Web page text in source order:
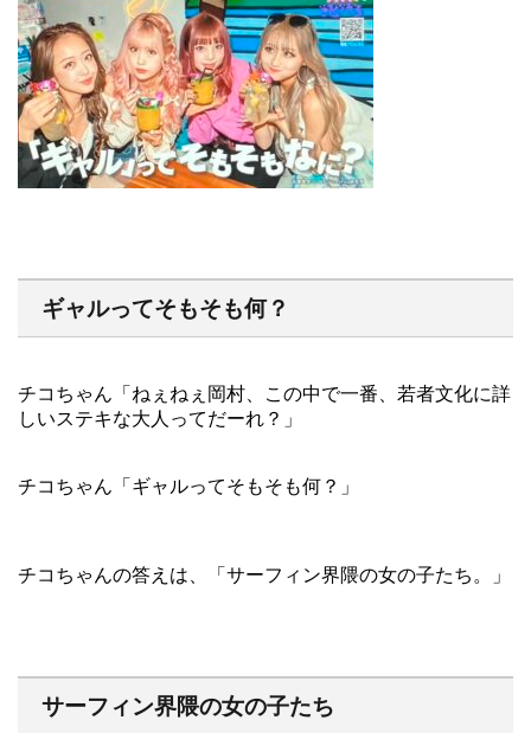
ギャルってそもそも何？
チコちゃん「ねぇねぇ岡村、この中で一番、若者文化に詳
しいステキな大人ってだーれ？」
チコちゃん「ギャルってそもそも何？」
チコちゃんの答えは、「サーフィン界隈の女の子たち。」
サーフィン界隈の女の子たち